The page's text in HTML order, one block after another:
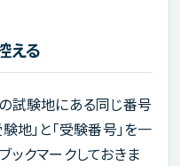
える
試験地にある同じ番号
地」と「受験番号」を一
ックマークしておきま